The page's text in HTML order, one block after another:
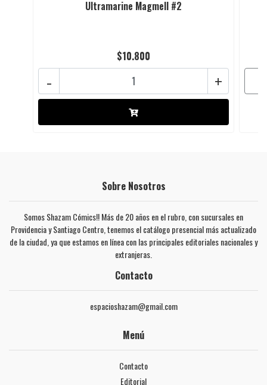
Ultramarine Magmell #2
$10.800
+
-
Sobre Nosotros
Somos Shazam Cómics!! Más de 20 años en el rubro, con sucursales en
Providencia y Santiago Centro, tenemos el catálogo presencial más actualizado
de la ciudad, ya que estamos en línea con las principales editoriales nacionales y
extranjeras.
Contacto
espacioshazam@gmail.com
Menú
Contacto
Editorial